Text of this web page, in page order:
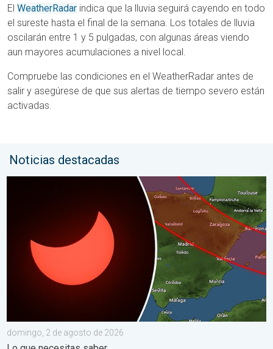
El WeatherRadar indica que la lluvia seguirá cayendo en todo
el sureste hasta el final de la semana. Los totales de lluvia
oscilarán entre 1 y 5 pulgadas, con algunas áreas viendo
aun mayores acumulaciones a nivel local.
Compruebe las condiciones en el WeatherRadar antes de
salir y asegúrese de que sus alertas de tiempo severo están
activadas.
Noticias destacadas
Los detalles del eclipse en España. Lo que necesitas saber.
domingo, 2 de agosto de 2026